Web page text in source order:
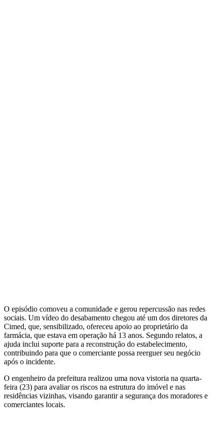
O episódio comoveu a comunidade e gerou repercussão nas redes
sociais. Um vídeo do desabamento chegou até um dos diretores da
Cimed, que, sensibilizado, ofereceu apoio ao proprietário da
farmácia, que estava em operação há 13 anos. Segundo relatos, a
ajuda inclui suporte para a reconstrução do estabelecimento,
contribuindo para que o comerciante possa reerguer seu negócio
após o incidente.
O engenheiro da prefeitura realizou uma nova vistoria na quarta-
feira (23) para avaliar os riscos na estrutura do imóvel e nas
residências vizinhas, visando garantir a segurança dos moradores e
comerciantes locais.